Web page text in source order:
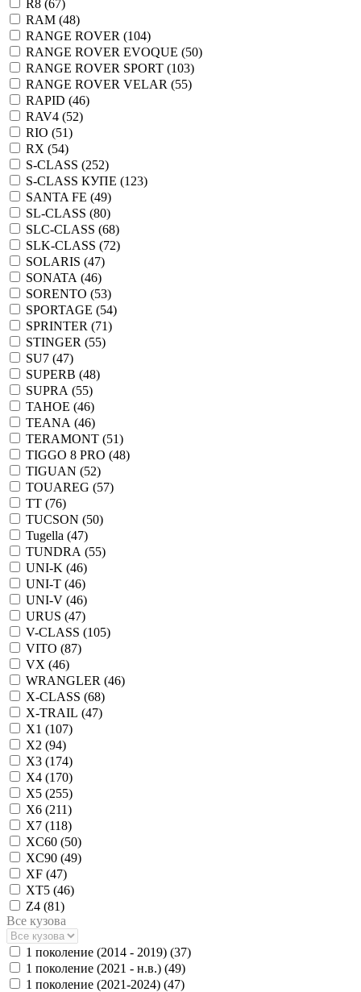
R8 (67)
RAM (48)
RANGE ROVER (104)
RANGE ROVER EVOQUE (50)
RANGE ROVER SPORT (103)
RANGE ROVER VELAR (55)
RAPID (46)
RAV4 (52)
RIO (51)
RX (54)
S-CLASS (252)
S-CLASS КУПЕ (123)
SANTA FE (49)
SL-CLASS (80)
SLC-CLASS (68)
SLK-CLASS (72)
SOLARIS (47)
SONATA (46)
SORENTO (53)
SPORTAGE (54)
SPRINTER (71)
STINGER (55)
SU7 (47)
SUPERB (48)
SUPRA (55)
TAHOE (46)
TEANA (46)
TERAMONT (51)
TIGGO 8 PRO (48)
TIGUAN (52)
TOUAREG (57)
TT (76)
TUCSON (50)
Tugella (47)
TUNDRA (55)
UNI-K (46)
UNI-T (46)
UNI-V (46)
URUS (47)
V-CLASS (105)
VITO (87)
VX (46)
WRANGLER (46)
X-CLASS (68)
X-TRAIL (47)
X1 (107)
X2 (94)
X3 (174)
X4 (170)
X5 (255)
X6 (211)
X7 (118)
XC60 (50)
XC90 (49)
XF (47)
XT5 (46)
Z4 (81)
Все кузова
1 поколение (2014 - 2019) (37)
1 поколение (2021 - н.в.) (49)
1 поколение (2021-2024) (47)